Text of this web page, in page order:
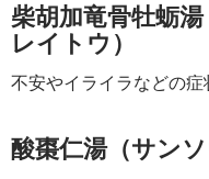
柴胡加竜骨牡蛎
レイトウ）
不安やイライラなどの症
酸棗仁湯（サンソ